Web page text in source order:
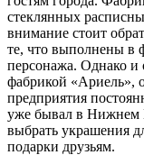
стеклянных
внимание стоит
те, что выполнены в
персонажа. Однако
фабрикой «Ариель»,
предприятия
уже бывал в Нижнем
выбрать украшения
подарки друзьям.